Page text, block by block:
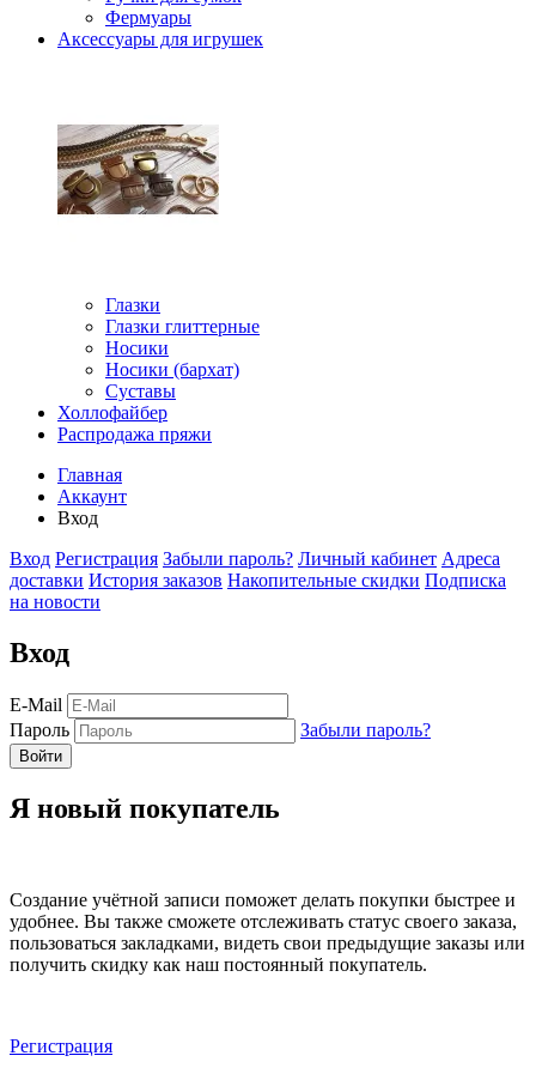
Фермуары
Аксессуары для игрушек
Глазки
Глазки глиттерные
Носики
Носики (бархат)
Суставы
Холлофайбер
Распродажа пряжи
Главная
Аккаунт
Вход
Вход Регистрация Забыли пароль? Личный кабинет Адреса
доставки История заказов Накопительные скидки Подписка
на новости
Вход
E-Mail
Пароль
Забыли пароль?
Я новый покупатель
Создание учётной записи поможет делать покупки быстрее и
удобнее. Вы также сможете отслеживать статус своего заказа,
пользоваться закладками, видеть свои предыдущие заказы или
получить скидку как наш постоянный покупатель.
Регистрация